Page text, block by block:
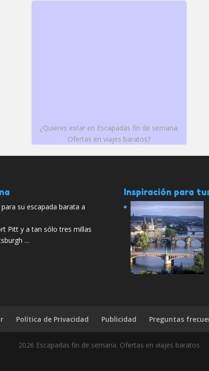
¿Quieres estar en Escapadas fin de semana.
Ofertas en viajes baratos?
su escapada barata a
Pitt y a tan sólo tres millas
…
Inspiración para
Política de Privacidad Publicidad Preguntas
2026 Escapadas fin de semana. Ofertas en viajes baratos